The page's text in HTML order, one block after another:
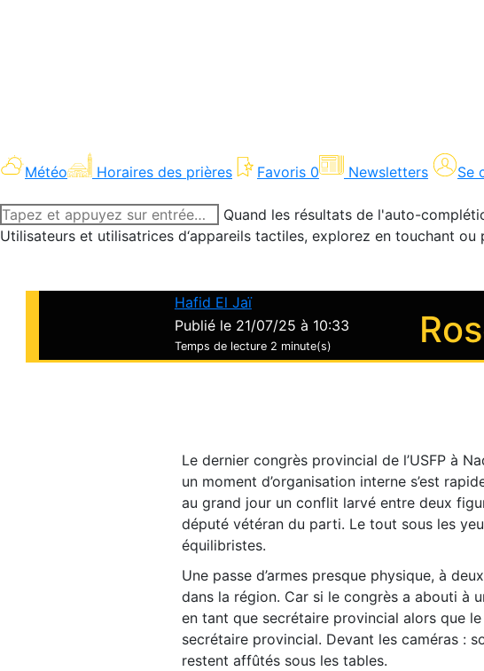
Météo Horaires des prières Favoris 0 Newsletters Se
Recherche
:
Quand les résultats de l'auto-
Utilisateurs et utilisatrices d‘appareils tactiles, explorez en touchant ou
Hafid El Jaï
Publié le 21/07/25 à 10:33
Temps de lecture 2 minute(s)
Le dernier congrès provincial de l’USFP à
un moment d’organisation interne s’est
au grand jour un conflit larvé entre deux
député vétéran du parti. Le tout sous les
équilibristes.
Une passe d’armes presque physique, à
dans la région. Car si le congrès a abouti à
en tant que secrétaire provincial alors que
secrétaire provincial. Devant les caméras :
restent affûtés sous les tables.